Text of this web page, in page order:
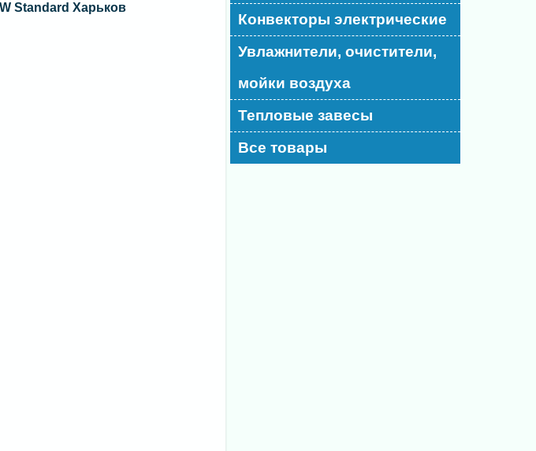
Standard Харьков
Конвекторы электрические
Увлажнители, очистители,
мойки воздуха
Тепловые завесы
Все товары